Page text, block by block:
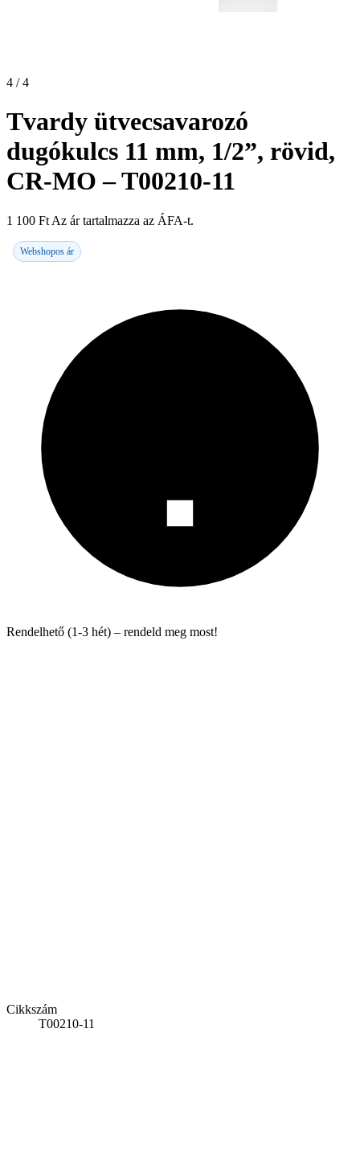
4 / 4
Tvardy ütvecsavarozó
dugókulcs 11 mm, 1/2”, rövid,
CR-MO – T00210-11
1 100 Ft Az ár tartalmazza az ÁFA-t.
Webshopos ár
Rendelhető (1-3 hét) – rendeld meg most!
Cikkszám
T00210-11